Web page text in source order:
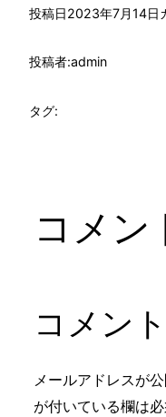
投稿日2023年7月14日
投稿者:admin
タグ:
コメン
コメン
メールアドレスが
が付いている欄は